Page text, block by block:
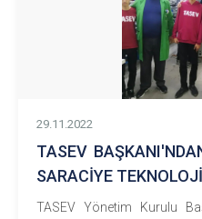
29.11.2022
TASEV
SARACİYE
TASEV Yönetim Kurulu